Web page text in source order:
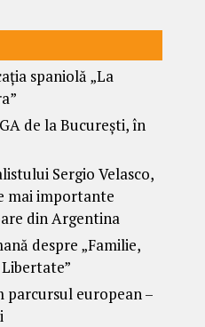
spaniolă „La
de la București, în
Sergio Velasco,
mai importante
din Argentina
despre „Familie,
parcursul european –